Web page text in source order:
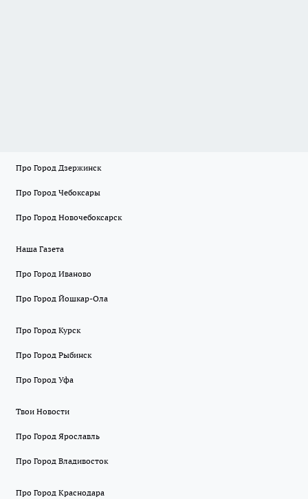
Про Город Дзержинск
Про Город Чебоксары
Про Город Новочебоксарск
Наша Газета
Про Город Иваново
Про Город Йошкар-Ола
Про Город Курск
Про Город Рыбинск
Про Город Уфа
Твои Новости
Про Город Ярославль
Про Город Владивосток
Про Город Краснодара